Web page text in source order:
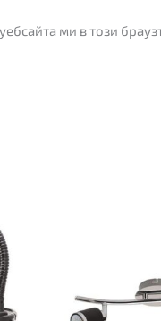
ми в този